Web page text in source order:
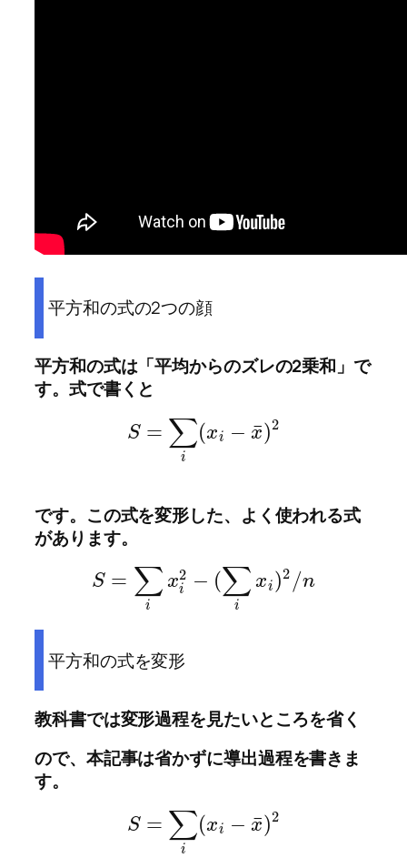
平方和の式の2つの顔
平方和の式は「平均からのズレの2乗和」で
す。式で書くと
S = ∑
i
(xi − x
¯)2
です。この式を変形した、よく使われる式
があります。
S = ∑
i
x2
i − (∑
i
xi)2 /n
平方和の式を変形
教科書では変形過程を見たいところを省く
ので、 本記事は省かずに導出過程を書きま
す。
S = ∑
i
(xi − x
¯)2